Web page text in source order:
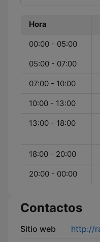
Hora
00:00 - 05:00
05:00 - 07:00
07:00 - 10:00
10:00 - 13:00
13:00 - 18:00
18:00 - 20:00
20:00 - 00:00
Contactos
Sitio web
http://